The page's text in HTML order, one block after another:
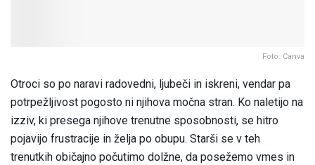
Foto: Canva
Otroci so po naravi radovedni, ljubeči in iskreni, vendar pa
potrpežljivost pogosto ni njihova močna stran. Ko naletijo na
izziv, ki presega njihove trenutne sposobnosti, se hitro
pojavijo frustracije in želja po obupu. Starši se v teh
trenutkih običajno počutimo dolžne, da posežemo vmes in